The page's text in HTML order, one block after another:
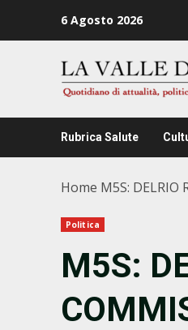
6 Agosto 2026
Rubrica Salute
Home M5S: DELRIO
Politica
M5S: